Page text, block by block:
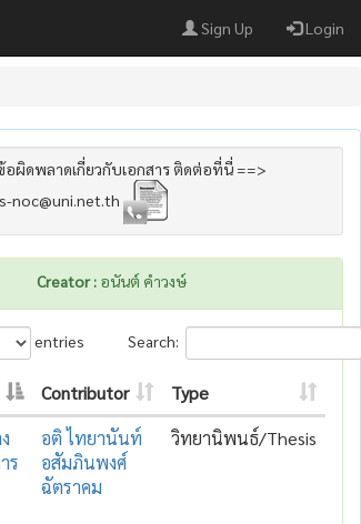
Sign Up Login
อผิดพลาดเกี่ยวกับเอกสาร ติดต่อที่นี่ ==>
noc@uni.net.th
Creator :อนันต์ คำวงษ์
entries Search:
Contributor
Type
ร
อติ ไทยานันท์
อสัมภินพงศ์
ฉัตราคม
วิทยานิพนธ์/Thesis